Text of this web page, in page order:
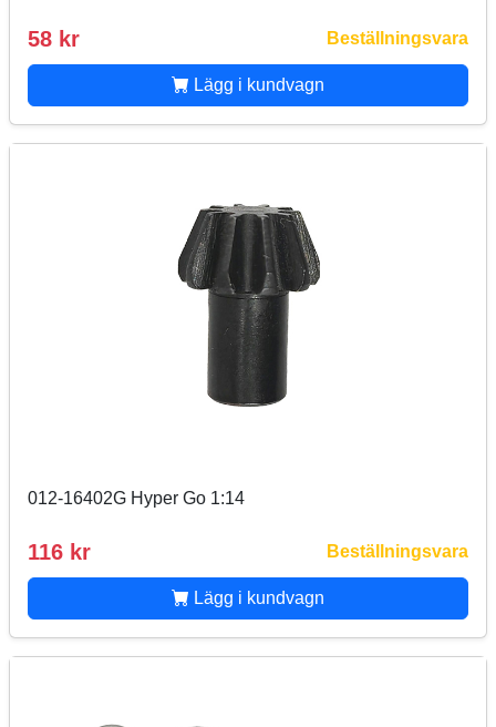
58 kr Beställningsvara
Lägg i kundvagn
012-16402G Hyper Go 1:14
116 kr Beställningsvara
Lägg i kundvagn